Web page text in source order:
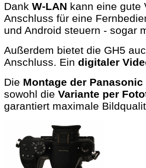
Dank W-LAN kann eine gute
Anschluss für eine
und Android steuern - sogar
Außerdem bietet die GH5
Anschluss. Ein digitaler
Die Montage der Panasonic
sowohl die Variante per
garantiert maximale